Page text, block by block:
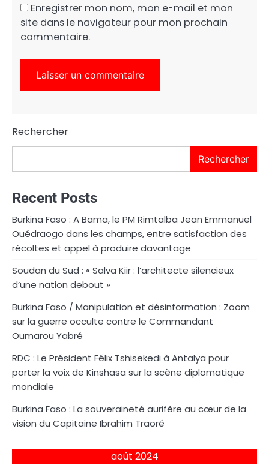
Enregistrer mon nom, mon e-mail et mon
site dans le navigateur pour mon prochain
commentaire.
Rechercher
Rechercher
Recent Posts
Burkina Faso : A Bama, le PM Rimtalba Jean Emmanuel
Ouédraogo dans les champs, entre satisfaction des
récoltes et appel à produire davantage
Soudan du Sud : « Salva Kiir : l’architecte silencieux
d’une nation debout »
Burkina Faso / Manipulation et désinformation : Zoom
sur la guerre occulte contre le Commandant
Oumarou Yabré
RDC : Le Président Félix Tshisekedi à Antalya pour
porter la voix de Kinshasa sur la scène diplomatique
mondiale
Burkina Faso : La souveraineté aurifère au cœur de la
vision du Capitaine Ibrahim Traoré
août 2024